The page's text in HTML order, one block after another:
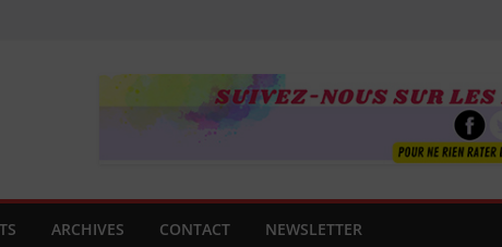
ARCHIVES CONTACT NEWSLETTER